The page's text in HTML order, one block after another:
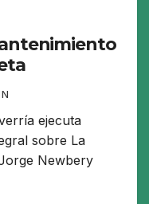
ejecuta
sobre La
Newbery